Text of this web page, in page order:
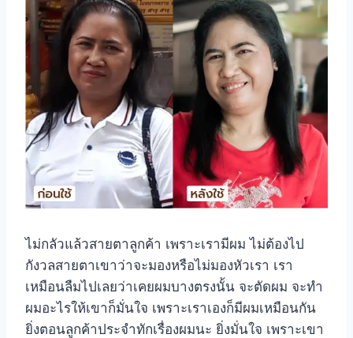
ไม่กลัวแล้วสายตาลูกค้า เพราะเรามีผม ไม่ต้องไป
กังวลสายตาเขาว่าจะมองหรือไม่มองหัวเรา เรา
เหมือนลืมไปเลยว่าเคยผมบางตรงนั้น จะตัดผม จะทำ
ผมอะไรให้เขาก็มั่นใจ เพราะเราเองก็มีผมเหมือนกัน
ยิ่งตอนลูกค้าประจำทักเรื่องผมนะ ยิ่งมั่นใจ เพราะเขา